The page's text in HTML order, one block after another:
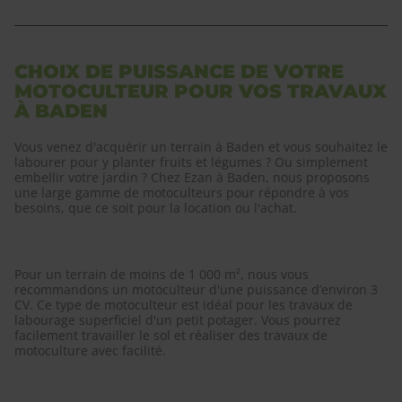
CHOIX DE PUISSANCE DE VOTRE
MOTOCULTEUR POUR VOS TRAVAUX
À BADEN
Vous venez d'acquérir un terrain à Baden et vous souhaitez le
labourer pour y planter fruits et légumes ? Ou simplement
embellir votre jardin ? Chez Ezan à Baden, nous proposons
une large gamme de motoculteurs pour répondre à vos
besoins, que ce soit pour la location ou l'achat.
Pour un terrain de moins de 1 000 m², nous vous
recommandons un motoculteur d'une puissance d’environ 3
CV. Ce type de motoculteur est idéal pour les travaux de
labourage superficiel d'un petit potager. Vous pourrez
facilement travailler le sol et réaliser des travaux de
motoculture avec facilité.